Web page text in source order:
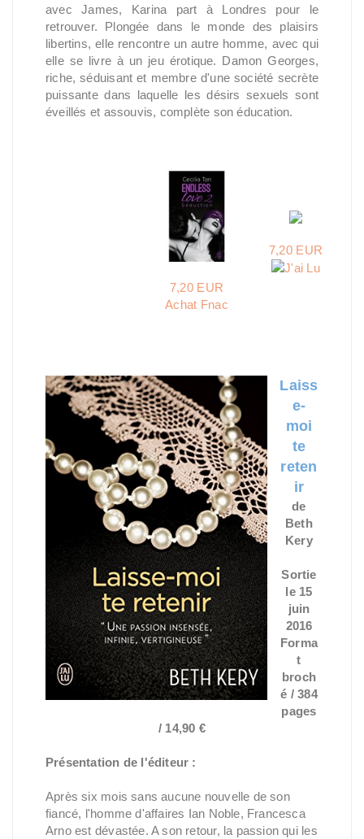
avec James, Karina part à Londres pour le
retrouver. Plongée dans le monde des plaisirs
libertins, elle rencontre un autre homme, avec qui
elle se livre à un jeu érotique. Damon Georges,
riche, séduisant et membre d'une société secrète
puissante dans laquelle les désirs sexuels sont
éveillés et assouvis, complète son éducation.
7,20 EUR
Achat Fnac
7,20 EUR
Laiss
e-
moi
te
reten
ir
de
Beth
Kery
Sortie
le 15
juin
2016
Forma
t
broch
é / 384
pages
/ 14,90 €
Présentation de l'éditeur :
Après six mois sans aucune nouvelle de son
fiancé, l'homme d'affaires Ian Noble, Francesca
Arno est dévastée. A son retour, la passion qui les